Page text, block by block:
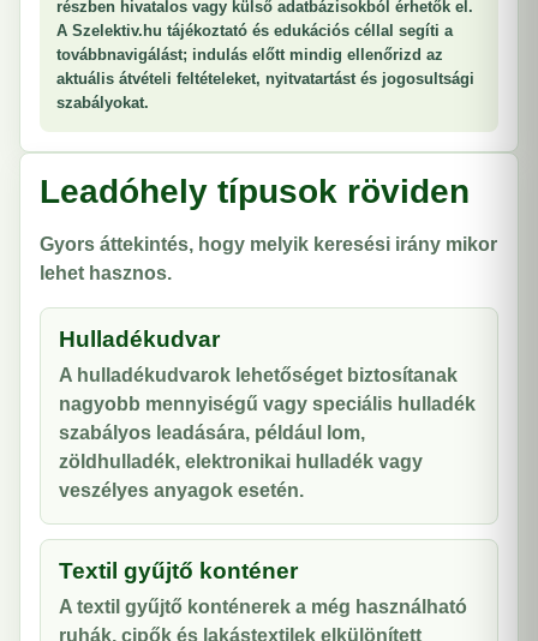
részben hivatalos vagy külső adatbázisokból érhetők el.
A Szelektiv.hu tájékoztató és edukációs céllal segíti a
továbbnavigálást; indulás előtt mindig ellenőrizd az
aktuális átvételi feltételeket, nyitvatartást és jogosultsági
szabályokat.
Leadóhely típusok röviden
Gyors áttekintés, hogy melyik keresési irány mikor
lehet hasznos.
Hulladékudvar
A hulladékudvarok lehetőséget biztosítanak
nagyobb mennyiségű vagy speciális hulladék
szabályos leadására, például lom,
zöldhulladék, elektronikai hulladék vagy
veszélyes anyagok esetén.
Textil gyűjtő konténer
A textil gyűjtő konténerek a még használható
ruhák, cipők és lakástextilek elkülönített